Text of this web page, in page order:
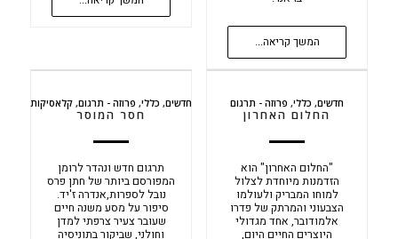
המשך קריאה...
חדשים, כללי, פרוזה - תרגום
החלום האחרון
"החלום האחרון" הוא
הזדמנות מיוחדת לצלול
למוחו המבריק ולעולמו
הצבעוני והמרתק של פדרו
אלמודובר, אחד מגדולי
היוצרים החיים היום,
חדשים, כללי, פרוזה - תרגום, קלאסיקות
חסר המוסר
תרגום חדש ונהדר לרומן
המפורסם ביותר של חתן פרס
נובל לספרות,אנדרה ז'יד.
סיפור על מסע משנה חיים
שעובר צעיר צרפתי למדן
וחולני, שביקור בתוניסיה